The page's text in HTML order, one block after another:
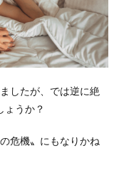
したが、では逆に絶
ょうか？
危機〟にもなりかね